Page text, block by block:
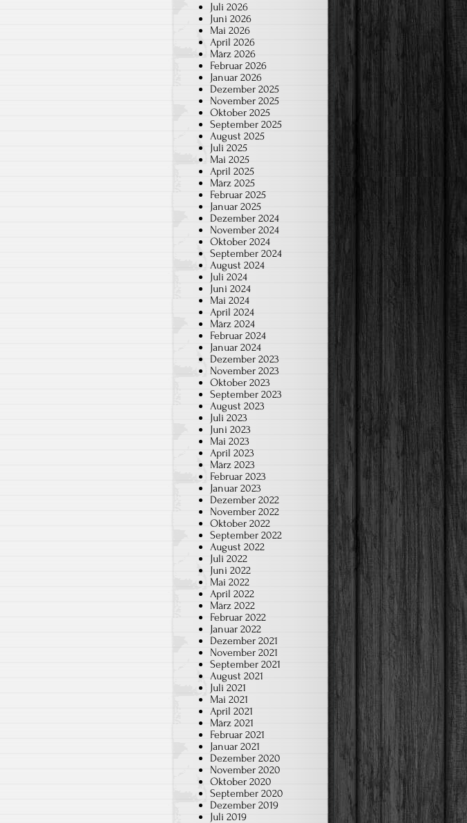
Juli 2026
Juni 2026
Mai 2026
April 2026
März 2026
Februar 2026
Januar 2026
Dezember 2025
November 2025
Oktober 2025
September 2025
August 2025
Juli 2025
Mai 2025
April 2025
März 2025
Februar 2025
Januar 2025
Dezember 2024
November 2024
Oktober 2024
September 2024
August 2024
Juli 2024
Juni 2024
Mai 2024
April 2024
März 2024
Februar 2024
Januar 2024
Dezember 2023
November 2023
Oktober 2023
September 2023
August 2023
Juli 2023
Juni 2023
Mai 2023
April 2023
März 2023
Februar 2023
Januar 2023
Dezember 2022
November 2022
Oktober 2022
September 2022
August 2022
Juli 2022
Juni 2022
Mai 2022
April 2022
März 2022
Februar 2022
Januar 2022
Dezember 2021
November 2021
September 2021
August 2021
Juli 2021
Mai 2021
April 2021
März 2021
Februar 2021
Januar 2021
Dezember 2020
November 2020
Oktober 2020
September 2020
Dezember 2019
Juli 2019